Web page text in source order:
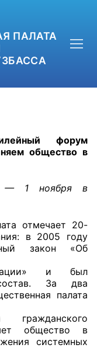
ПАЛАТА
форум
общество в
— 1 ноября в
отмечает 20-
в 2005 году
закон «Об
и был
За два
палата
гражданского
общество в
системных